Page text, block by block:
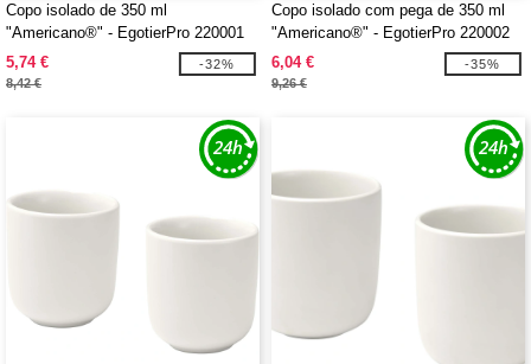
Copo isolado de 350 ml
"Americano®" - EgotierPro 220001
5,74 €
8,42 €
-32%
Copo isolado com pega de 350 ml
"Americano®" - EgotierPro 220002
6,04 €
9,26 €
-35%